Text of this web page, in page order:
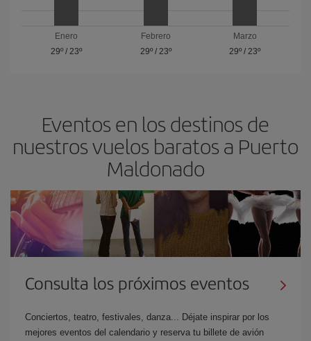
Enero
29º/ 23º
Febrero
29º/ 23º
Marzo
29º / 23º
Eventos en los destinos de
nuestros vuelos baratos a Puerto
Maldonado
Consulta los próximos eventos
Conciertos, teatro, festivales, danza... Déjate inspirar por los
mejores eventos del calendario y reserva tu billete de avión